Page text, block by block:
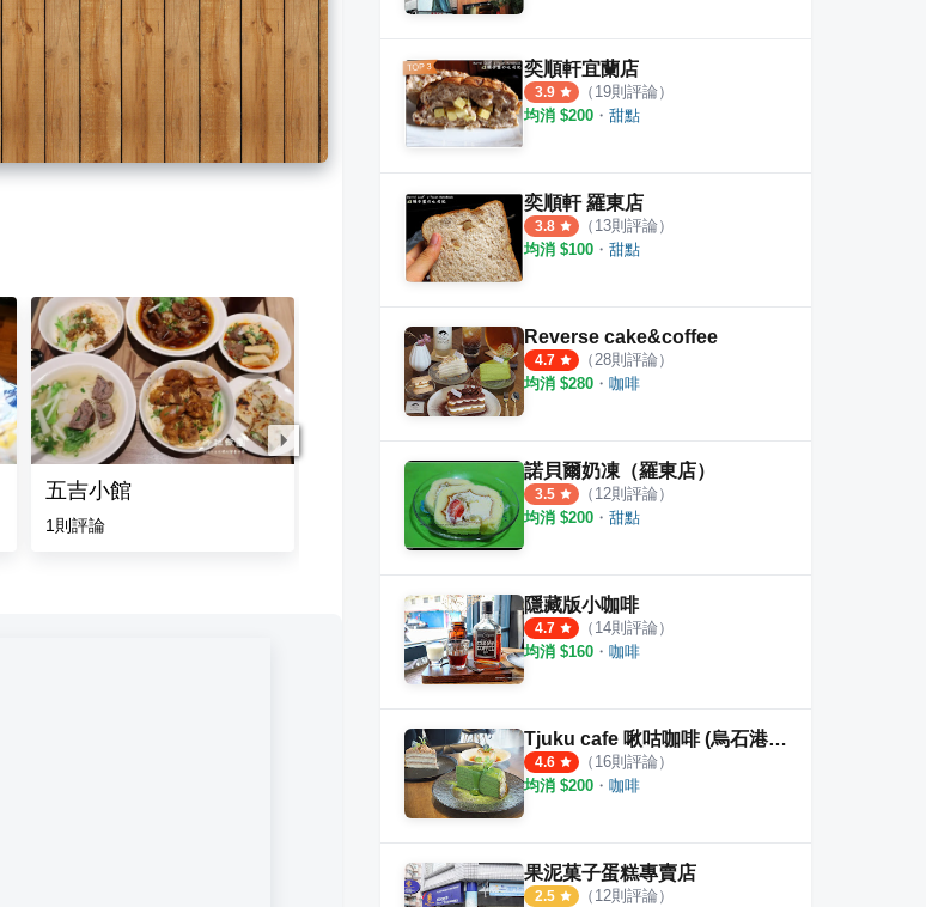
五吉小館
1 則評論
饗宴鐵板燒
32則評論
田媽媽金益田園美食坊
1 則評論
奕順軒宜蘭店
3.9 （ 19則評論）
均消 $200 ・ 甜點
奕順軒 羅東店
3.8 （ 13則評論）
均消 $100 ・ 甜點
Reverse cake&coffee
4.7 （ 28則評論）
均消 $280 ・ 咖啡
諾貝爾奶凍（羅東店）
3.5 （ 12則評論）
均消 $200 ・ 甜點
隱藏版小咖啡
4.7 （ 14則評論）
均消 $160 ・ 咖啡
Tjuku cafe 啾咕咖啡 (烏石港店)
4.6 （ 16則評論）
均消 $200 ・ 咖啡
果泥菓子蛋糕專賣店
2.5 （ 12則評論）